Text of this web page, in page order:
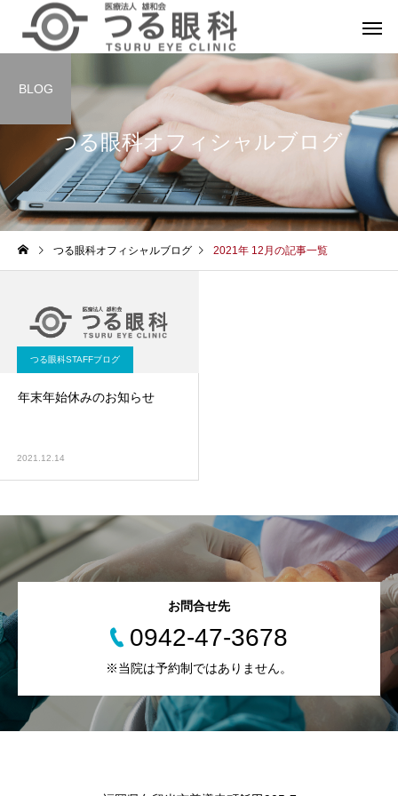
つる眼科オフィシャルブログ
BLOG
つる眼科オフィシャルブログ 2021年 12月の記事一覧
つる眼科STAFFブログ
年末年始休みのお知らせ
2021.12.14
お問合せ先
0942-47-3678
※当院は予約制ではありません。